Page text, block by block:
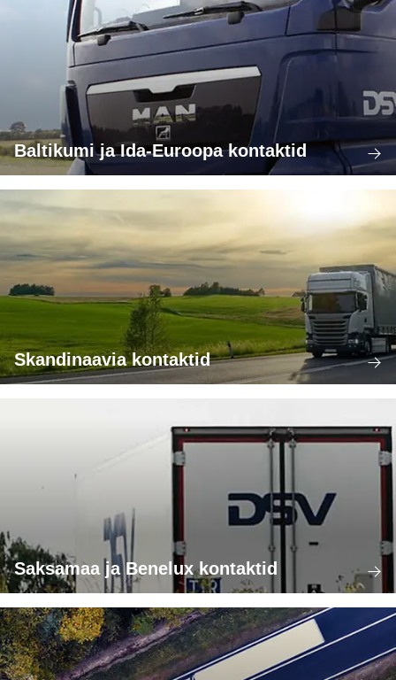
Baltikumi ja Ida-Euroopa kontaktid
Skandinaavia kontaktid
Saksamaa ja Benelux kontaktid